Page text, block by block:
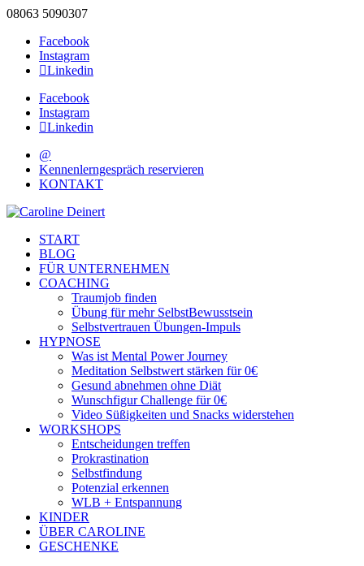
08063 5090307
Facebook
Instagram
Linkedin
Facebook
Instagram
Linkedin
@
Kennenlerngespräch reservieren
KONTAKT
START
BLOG
FÜR UNTERNEHMEN
COACHING
Traumjob finden
Übung für mehr SelbstBewusstsein
Selbstvertrauen Übungen-Impuls
HYPNOSE
Was ist Mental Power Journey
Meditation Selbstwert stärken für 0€
Gesund abnehmen ohne Diät
Wunschfigur Challenge für 0€
Video Süßigkeiten und Snacks widerstehen
WORKSHOPS
Entscheidungen treffen
Prokrastination
Selbstfindung
Potenzial erkennen
WLB + Entspannung
KINDER
ÜBER CAROLINE
GESCHENKE